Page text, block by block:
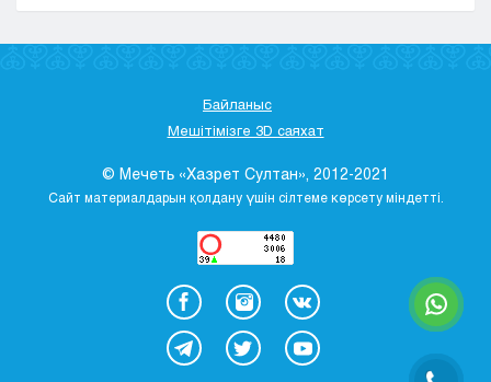
Байланыс
Мешітімізге 3D саяхат
© Мечеть «Хазрет Султан», 2012-2021
Сайт материалдарын қолдану үшін сілтеме көрсету міндетті.